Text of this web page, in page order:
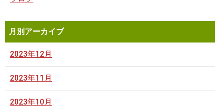
月別アーカイブ
2023年12月
2023年11月
2023年10月